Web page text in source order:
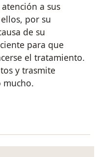
a sus
por su
de su
para que
el tratamiento.
y trasmite
mucho.
anónimo